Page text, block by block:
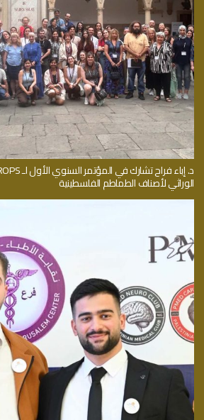
الوراثي لأصناف الطماطم الفلسطينية